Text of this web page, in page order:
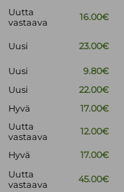
Uutta
vastaava
16.00€
Uusi 23.00€
Uusi
9.80€
Uusi
22.00€
Hyvä 17.00€
Uutta
vastaava
12.00€
Hyvä
17.00€
Uutta
vastaava
45.00€